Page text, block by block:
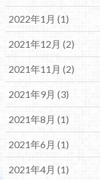
2022年1月 (1)
2021年12月 (2)
2021年11月 (2)
2021年9月 (3)
2021年8月 (1)
2021年6月 (1)
2021年4月 (1)